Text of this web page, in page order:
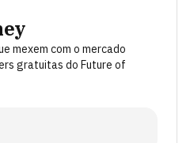
mexem com o mercado
gratuitas do Future of